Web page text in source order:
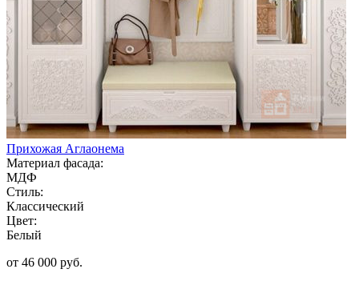
Прихожая Аглаонема
Материал фасада:
МДФ
Стиль:
Классический
Цвет:
Белый
от 46 000 руб.